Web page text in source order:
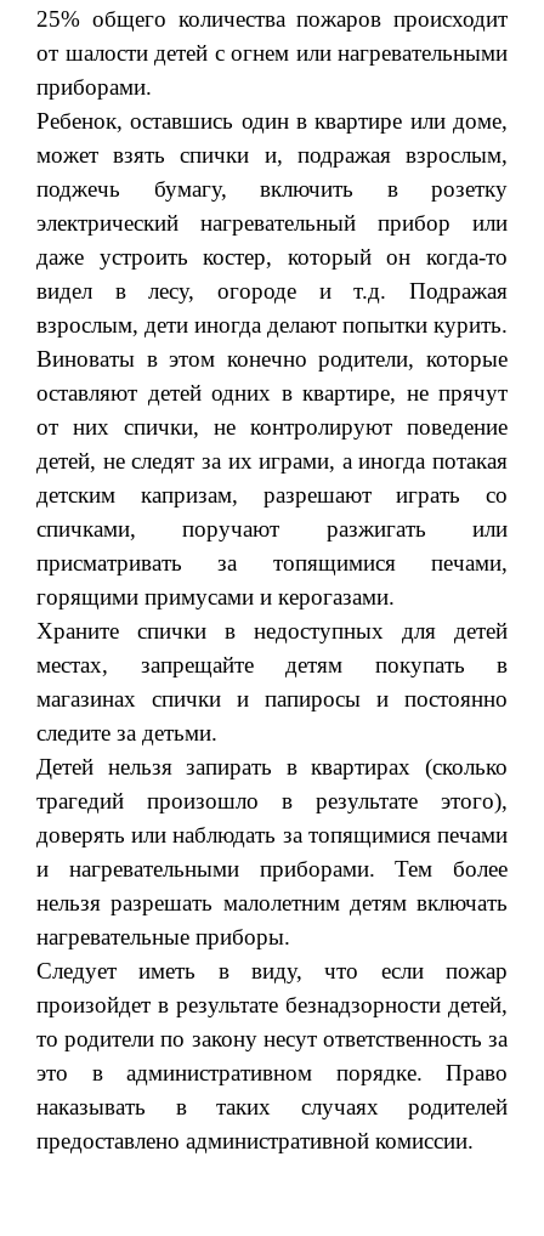
25% общего количества пожаров происходит
от шалости детей с огнем или нагревательными
приборами.
Ребенок, оставшись один в квартире или доме,
может взять спички и, подражая взрослым,
поджечь бумагу, включить в розетку
электрический нагревательный прибор или
даже устроить костер, который он когда-то
видел в лесу, огороде и т.д. Подражая
взрослым, дети иногда делают попытки курить.
Виноваты в этом конечно родители, которые
оставляют детей одних в квартире, не прячут
от них спички, не контролируют поведение
детей, не следят за их играми, а иногда потакая
детским капризам, разрешают играть со
спичками, поручают разжигать или
присматривать за топящимися печами,
горящими примусами и керогазами.
Храните спички в недоступных для детей
местах, запрещайте детям покупать в
магазинах спички и папиросы и постоянно
следите за детьми.
Детей нельзя запирать в квартирах (сколько
трагедий произошло в результате этого),
доверять или наблюдать за топящимися печами
и нагревательными приборами. Тем более
нельзя разрешать малолетним детям включать
нагревательные приборы.
Следует иметь в виду, что если пожар
произойдет в результате безнадзорности детей,
то родители по закону несут ответственность за
это в административном порядке. Право
наказывать в таких случаях родителей
предоставлено административной комиссии.